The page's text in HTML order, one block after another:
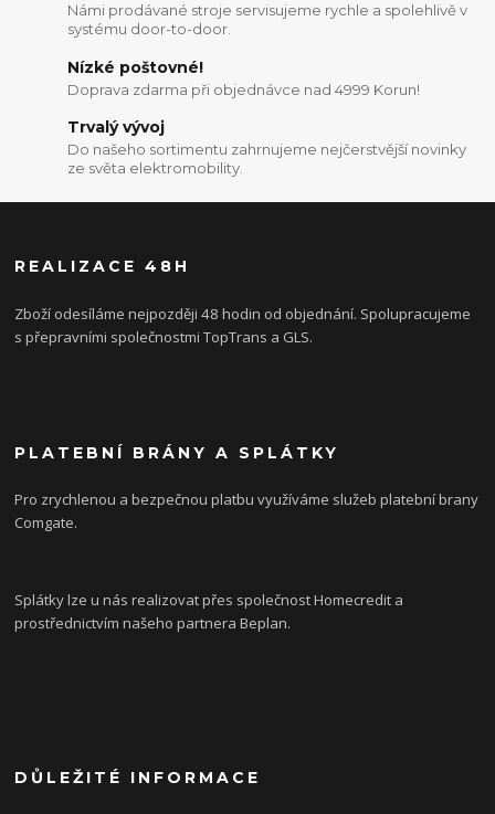
Námi prodávané stroje servisujeme rychle a spolehlivě v
systému door-to-door.
Nízké poštovné!
Doprava zdarma při objednávce nad 4999 Korun!
Trvalý vývoj
Do našeho sortimentu zahrnujeme nejčerstvější novinky
ze světa elektromobility.
REALIZACE 48H
Zboží odesíláme nejpozději 48 hodin od objednání. Spolupracujeme
s přepravními společnostmi TopTrans a GLS.
PLATEBNÍ BRÁNY A SPLÁTKY
Pro zrychlenou a bezpečnou platbu využíváme služeb platební brany
Comgate.
Splátky lze u nás realizovat přes společnost Homecredit a
prostřednictvím našeho partnera Beplan.
DŮLEŽITÉ INFORMACE